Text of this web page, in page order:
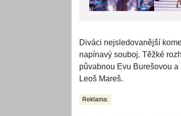
Diváci nejsledovanější
napínavý souboj. Těžké
půvabnou Evu Burešovou
Leoš Mareš.
Reklama: